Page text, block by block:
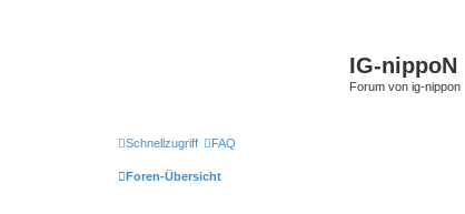
IG-nippoN
Forum von ig-nippon
Schnellzugriff FAQ
Foren-Übersicht